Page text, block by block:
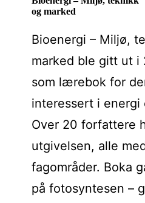
og marked
Bioenergi – Miljø,
marked ble gitt ut i
som lærebok for
interessert i energi
Over 20 forfattere
utgivelsen, alle
fagområder. Boka
på fotosyntesen –